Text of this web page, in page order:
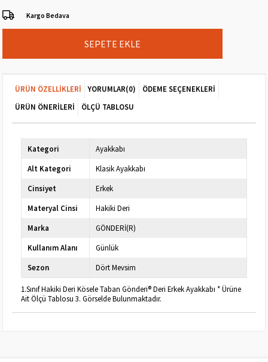
Kargo Bedava
ÜRÜN ÖZELLIKLERI YORUMLAR(0)
ÖDEME SEÇENEKLERI
ÜRÜN ÖNERILERI
ÖLÇÜ TABLOSU
Kategori
Ayakkabı
Alt Kategori
Klasik Ayakkabı
Cinsiyet
Erkek
Materyal Cinsi
Hakiki Deri
Marka
GÖNDERİ(R)
Kullanım Alanı
Günlük
Sezon
Dört Mevsim
1.Sınıf Hakiki Deri Kösele Taban Gönderi® Deri Erkek Ayakkabı * Ürüne
Ait Ölçü Tablosu 3. Görselde Bulunmaktadır.